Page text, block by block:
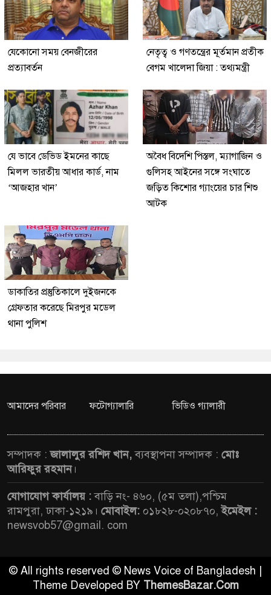
যেকোনো সময় বেনজীরের
প্রত্যাবর্তন
নেতৃত্ব ও গণতন্ত্রের মূর্তমান প্রতীক
বেগম খালেদা জিয়া : তথ্যমন্ত্রী
যে ভাবে ডেভিড ইমনের কাছে
মিলল ভারতীয় আধার কার্ড, নাম
‘আজহার খান’
অবৈধ বিদেশি পিস্তল, ম্যাগাজিন ও
গুলিসহ আইনের সঙ্গে সংঘাতে
জড়িত কিশোর গ্যাংয়ের চার শিশু
আটক
ডাকাতির প্রস্তুতিকালে দুইজনকে
গ্রেফতার করেছে মিরপুর মডেল
থানা পুলিশ
আমাদের পরিবার ফটোগ্যালারি ভিডিও গ্যালারী
সম্পাদক :জালালুর রশিদ খান,ব্যবস্থাপনা সম্পাদক : মোঃ
আরিফুর রহমান।
যোগাযোগ কার্যালয় :বাড়ি নং- ৪৬০, (৫ম তলা),পশ্চিম
রামপুরা, ঢাকা-১২১৯। মোবাইল: ০১৮২৮-০২০৮৭০,ইমেইল :
newsvob57@gmail. com
© All rights reserved © News Voice of Bangladesh |
Theme Developed BY ThemesBazar.Com